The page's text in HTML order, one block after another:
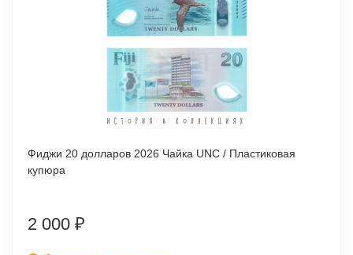
Фиджи 20 долларов 2026 Чайка UNC / Пластиковая
купюра
2 000 ₽